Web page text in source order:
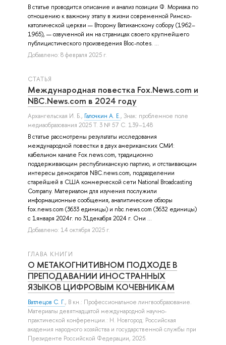
В статье проводится описание и анализ позиции Ф. Мориака по
отношению к важному этапу в жизни современной Римско-
католической церкви — Второму Ватиканскому собору (1962–
1965), — озвученной им на страницах своего крупнейшего
публицистического произведения Bloc-notes. ...
Добавлено: 8 февраля 2025 г.
СТАТЬЯ
Международная повестка Fox.News.com и
NBC.News.com в 2024 году
Архангельская И. Б., Галочкин А. Е., Знак: проблемное поле
медиаобразования 2025 Т. 3 № 57 С. 139–148
В статье рассмотрены результаты исследования
международной повестки в двух американских СМИ:
кабельном канале Fox.news.com, традиционно
поддерживающим республиканскую партию, и отстаивающим
интересы демократов NBC.news.com, подразделении
старейшей в США коммерческой сети National Broadcasting
Company. Материалом для изучения послужили
информационные сообщения, аналитические обзоры
fox.news.com (3633 единицы) и nbc.news.com (3632 единицы)
с 1января 2024г. по 31декабря 2024 г. Они ...
Добавлено: 14 октября 2025 г.
ГЛАВА КНИГИ
О МЕТАКОГНИТИВНОМ ПОДХОДЕ В
ПРЕПОДАВАНИИ ИНОСТРАННЫХ
ЯЗЫКОВ ЦИФРОВЫМ КОЧЕВНИКАМ
Ватлецов С. Г., В кн.: Профессиональное лингвообразование.
Материалы девятнадцатой международной научно-
практической конференции.: Н. Новгород: Российская
академия народного хозяйства и государственной службы при
Президенте Российской Федерации, 2025.